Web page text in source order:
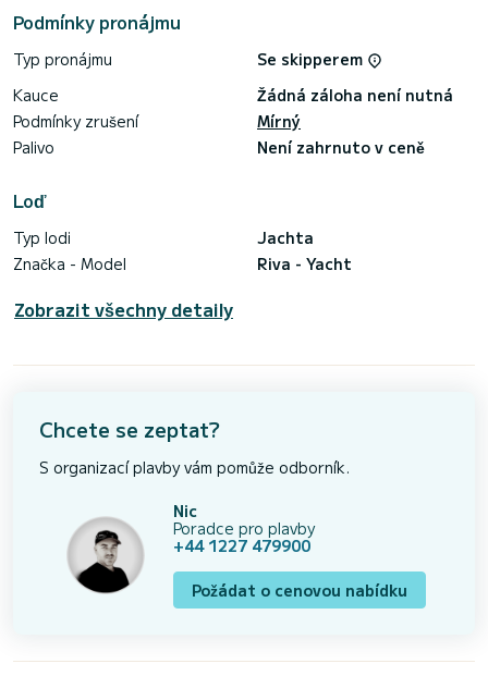
Podmínky pronájmu
Typ pronájmu
Se skipperem
Kauce
Žádná záloha není nutná
Podmínky zrušení
Mírný
Palivo
Není zahrnuto v ceně
Loď
Typ lodi
Jachta
Značka - Model
Riva - Yacht
Zobrazit všechny detaily
Chcete se zeptat?
S organizací plavby vám pomůže odborník.
Nic
Poradce pro plavby
+44 1227 479900
Požádat o cenovou nabídku